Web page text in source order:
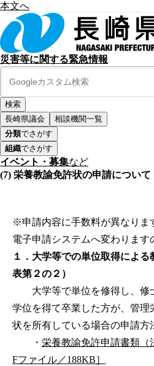
本文へ
災害等に関する緊急情報
長崎県議会
相談機関一覧
分類でさがす
組織でさがす
イベント・募集など
(7) 栄養教諭免許状の申請について
※申請内容に手数料が異なりま
電子申請システムへ変わります
１．大学等での単位取得による
表第２の２）
大学等で単位を修得し、修
学位を得て卒業した方が、管理
状を所有している場合の申請方
・ 栄養教諭免許申請書類（
Fファイル／188KB］